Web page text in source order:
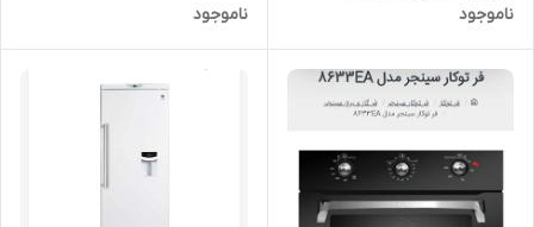
ناموجود
ناموجود